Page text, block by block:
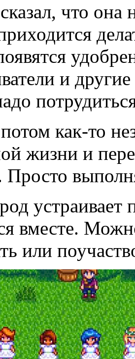
что она
и
как-то
жизни и
Просто
устраивает
вместе.
или